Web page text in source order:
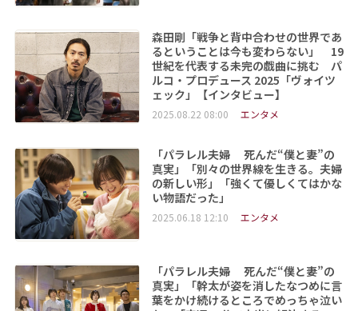
森田剛「戦争と背中合わせの世界であ
るということは今も変わらない」 19
世紀を代表する未完の戯曲に挑む パ
ルコ・プロデュース 2025「ヴォイツ
ェック」【インタビュー】
2025.08.22 08:00 エンタメ
「パラレル夫婦 死んだ“僕と妻”の
真実」「別々の世界線を生きる。夫婦
の新しい形」「強くて優しくてはかな
い物語だった」
2025.06.18 12:10 エンタメ
「パラレル夫婦 死んだ“僕と妻”の
真実」「幹太が姿を消したなつめに言
葉をかけ続けるところでめっちゃ泣い